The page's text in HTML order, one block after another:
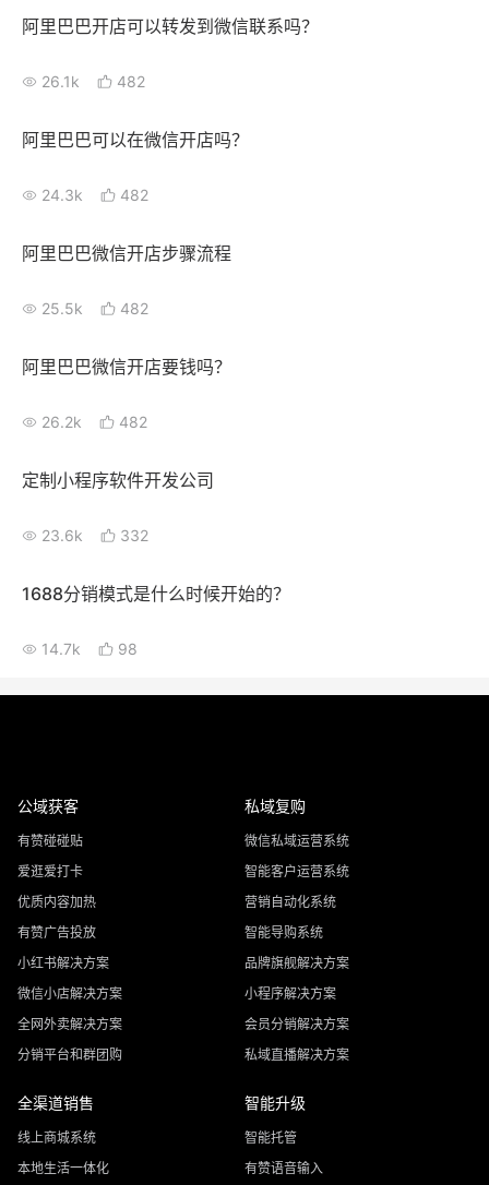
阿里巴巴开店可以转发到微信联系吗？
26.1k 482
阿里巴巴可以在微信开店吗？
24.3k 482
阿里巴巴微信开店步骤流程
25.5k 482
阿里巴巴微信开店要钱吗？
26.2k 482
定制小程序软件开发公司
23.6k 332
1688分销模式是什么时候开始的？
14.7k 98
公域获客
有赞碰碰贴
爱逛爱打卡
优质内容加热
有赞广告投放
小红书解决方案
微信小店解决方案
全网外卖解决方案
分销平台和群团购
私域复购
微信私域运营系统
智能客户运营系统
营销自动化系统
智能导购系统
品牌旗舰解决方案
小程序解决方案
会员分销解决方案
私域直播解决方案
全渠道销售
线上商城系统
本地生活一体化
智能升级
智能托管
有赞语音输入